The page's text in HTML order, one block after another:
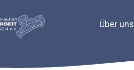
Über uns